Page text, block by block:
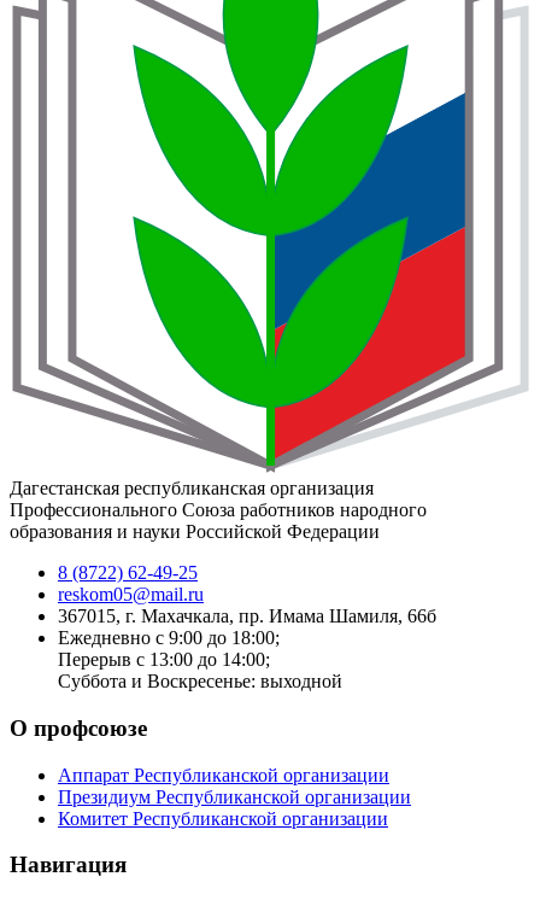
Дагестанская республиканская организация
Профессионального Союза работников народного
образования и науки Российской Федерации
8 (8722) 62-49-25
reskom05@mail.ru
367015, г. Махачкала, пр. Имама Шамиля, 66б
Ежедневно с 9:00 до 18:00;
Перерыв с 13:00 до 14:00;
Суббота и Воскресенье: выходной
О профсоюзе
Аппарат Республиканской организации
Президиум Республиканской организации
Комитет Республиканской организации
Навигация